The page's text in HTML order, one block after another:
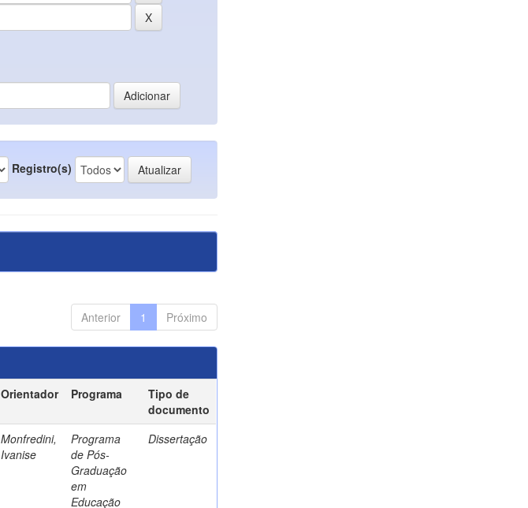
Registro(s)
Anterior 1 Próximo
Orientador Programa
Tipo de
documento
Monfredini,
Ivanise
Programa
de Pós-
Graduação
em
Educação
Dissertação